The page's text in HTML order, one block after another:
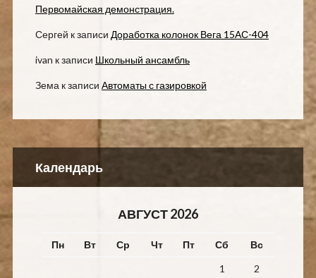
Первомайская демонстрация.
Сергей к записи Доработка колонок Вега 15АС-404
ivan к записи Школьный ансамбль
Зема к записи Автоматы с газировкой
Календарь
АВГУСТ 2026
Пн Вт Ср Чт Пт Сб
Вс
1
2